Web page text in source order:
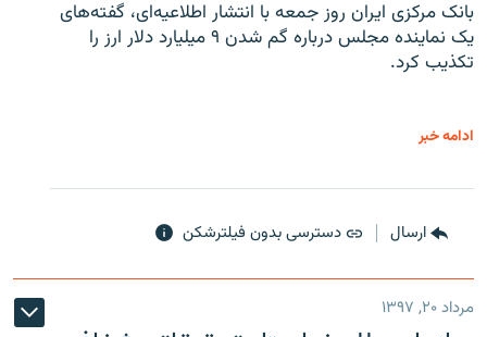
بانک مرکزی ایران روز جمعه با انتشار اطلاعیه‌ای، گفته‌های
یک نماینده مجلس درباره گم شدن ۹ میلیارد دلار ارز را
تکذیب کرد.
ادامه خبر
ارسال دسترسی بدون فیلترشکن
مرداد ۲۰, ۱۳۹۷